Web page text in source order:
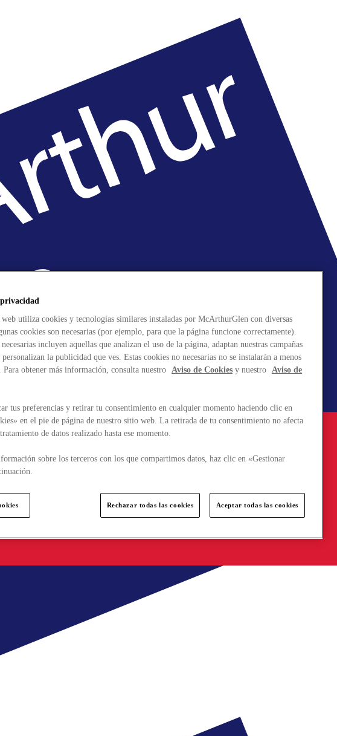
web utiliza cookies y tecnologías similares instaladas por McArthurGlen con diversas
cookies son necesarias (por ejemplo, para que la página funcione correctamente).
incluyen aquellas que analizan el uso de la página, adaptan nuestras campañas
la publicidad que ves. Estas cookies no necesarias no se instalarán a menos
Para obtener más información, consulta nuestro Aviso de Cookies y nuestro Aviso de
tus preferencias y retirar tu consentimiento en cualquier momento haciendo clic en
en el pie de página de nuestro sitio web. La retirada de tu consentimiento no afecta
de datos realizado hasta ese momento.
sobre los terceros con los que compartimos datos, haz clic en «Gestionar
Rechazar todas las cookies Aceptar todas las cookies